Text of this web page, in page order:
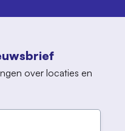
over locaties en